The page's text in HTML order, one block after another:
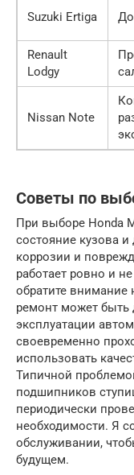
Suzuki Ertiga
Renault
Lodgy
Nissan Note
Советы по
При выборе Honda
состояние кузова и
коррозии и
работает ровно и
обратите внимание
ремонт может быть
эксплуатации
своевременно
использовать
Типичной
подшипников
периодически
необходимости. Я
обслуживании,
будущем.